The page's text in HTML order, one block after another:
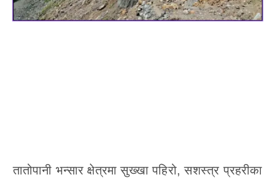
तातोपानी भन्सार क्षेत्रमा सुख्खा पहिरो, सशस्त्र प्रहरीका